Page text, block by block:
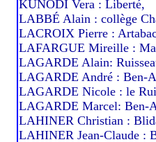
KUNODI Vera : Liberté,
LABBÉ Alain : collège
LACROIX Pierre :
LAFARGUE Mireille :
LAGARDE Alain:
LAGARDE André : Ben-
LAGARDE Nicole : le
LAGARDE Marcel: Ben-
LAHINER Christian :
LAHINER Jean-Claude :